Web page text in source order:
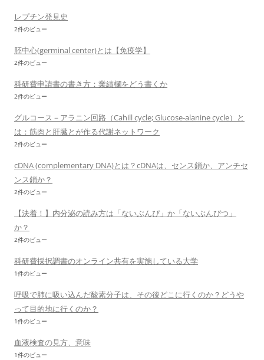
レプチン発見史
2件のビュー
胚中心(germinal center)とは【免疫学】
2件のビュー
科研費申請書の書き方：業績欄をどう書くか
2件のビュー
グルコース－アラニン回路（Cahill cycle; Glucose-alanine cycle）と
は：筋肉と肝臓とが作る代謝ネットワーク
2件のビュー
cDNA (complementary DNA)とは？cDNAは、センス鎖か、アンチセ
ンス鎖か？
2件のビュー
【決着！】内分泌の読み方は「ないぶんぴ」か「ないぶんぴつ」
か？
2件のビュー
科研費採択調書のオンライン共有を実施している大学
1件のビュー
呼吸で肺に吸い込んだ酸素分子は、その後どこに行くのか？どうや
って目的地に行くのか？
1件のビュー
血液検査の見方、意味
1件のビュー